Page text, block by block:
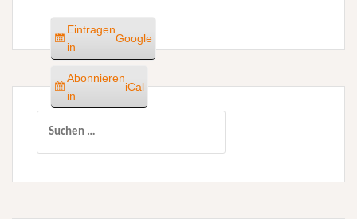
Eintragen
in
Google
Abonnieren
in
iCal